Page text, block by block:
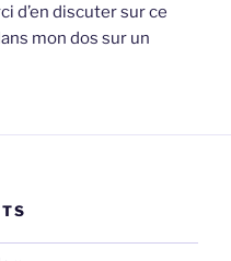
d’en discuter sur ce
mon dos sur un